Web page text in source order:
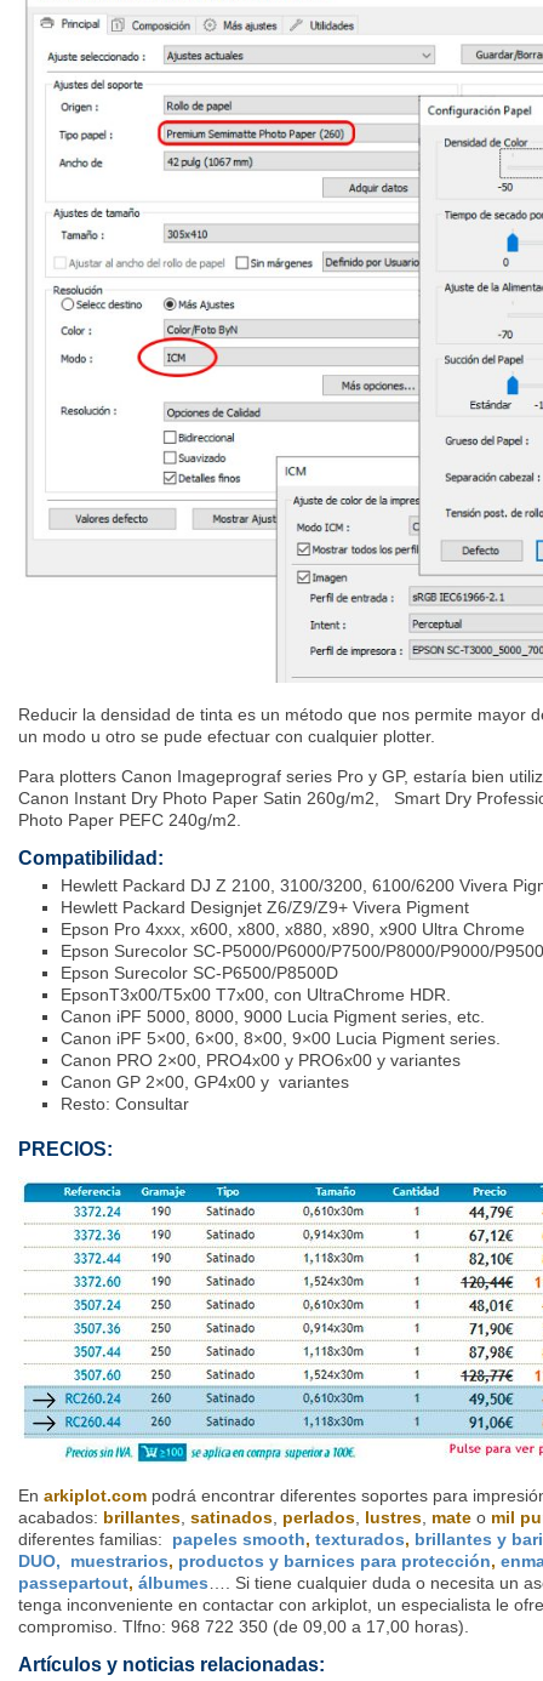
Reducir la densidad de tinta es un método que nos permite mayor
un modo u otro se pude efectuar con cualquier plotter.
Para plotters Canon Imageprograf series Pro y GP, estaría bien
Canon Instant Dry Photo Paper Satin 260g/m2, Smart Dry
Photo Paper PEFC 240g/m2.
Compatibilidad:
Hewlett Packard DJ Z 2100, 3100/3200, 6100/6200 Vivera
Hewlett Packard Designjet Z6/Z9/Z9+ Vivera Pigment
Epson Pro 4xxx, x600, x800, x880, x890, x900 Ultra Chrome
Epson Surecolor SC-P5000/P6000/P7500/P8000/P9000/
Epson Surecolor SC-P6500/P8500D
EpsonT3x00/T5x00 T7x00, con UltraChrome HDR.
Canon iPF 5000, 8000, 9000 Lucia Pigment series, etc.
Canon iPF 5×00, 6×00, 8×00, 9×00 Lucia Pigment series.
Canon PRO 2×00, PRO4x00 y PRO6x00 y variantes
Canon GP 2×00, GP4x00 y variantes
Resto: Consultar
PRECIOS:
En arkiplot.com podrá encontrar diferentes soportes para
acabados: brillantes, satinados, perlados, lustres, mate o mil
diferentes familias: papeles smooth, texturados, brillantes y
DUO,
muestrarios, productos y barnices para protección,
passepartout, álbumes…. Si tiene cualquier duda o necesita un
tenga inconveniente en contactar con arkiplot, un especialista le
compromiso. Tlfno: 968 722 350 (de 09,00 a 17,00 horas).
Artículos y noticias relacionadas: